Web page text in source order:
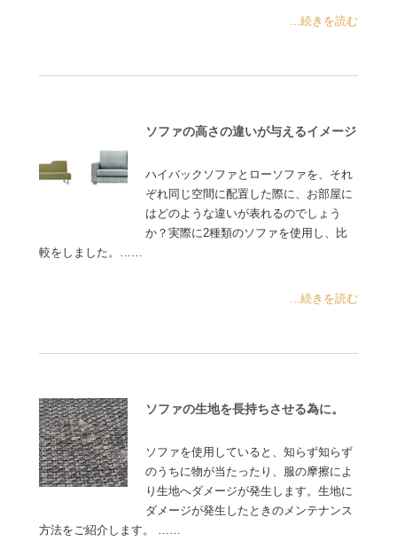
...続きを読む
ソファの高さの違いが与えるイメージ
ハイバックソファとローソファを、それ
ぞれ同じ空間に配置した際に、お部屋に
はどのような違いが表れるのでしょう
か？実際に2種類のソファを使用し、比
較をしました。……
...続きを読む
ソファの生地を長持ちさせる為に。
ソファを使用していると、知らず知らず
のうちに物が当たったり、服の摩擦によ
り生地へダメージが発生します。生地に
ダメージが発生したときのメンテナンス
方法をご紹介します。 ……